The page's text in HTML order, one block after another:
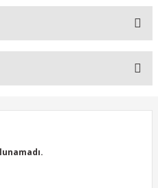
soru sorulmamış.
ederiz.